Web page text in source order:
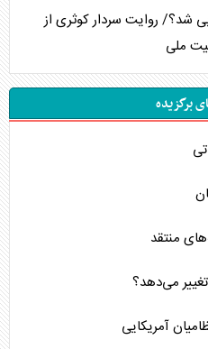
شد؟/ روایت سردار کوثری از
ملی
برگزیده
منتقد
می‌دهد؟
آمریکایی